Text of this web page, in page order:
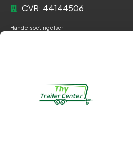
CVR: 44144506
Handelsbetingelser